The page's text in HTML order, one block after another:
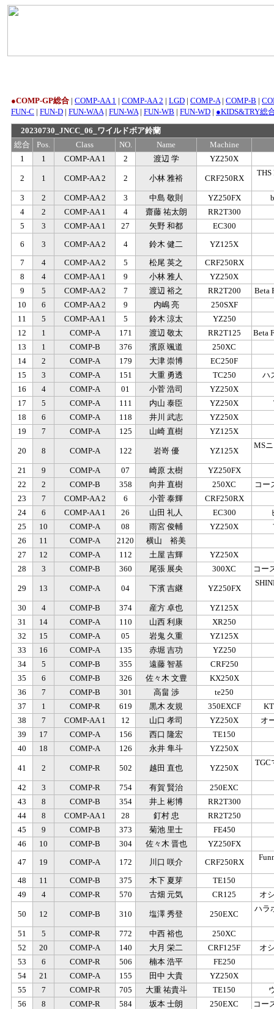
●COMP-GP総合 | COMP-AA 1 | COMP-AA 2 | LGD | COMP-A| COMP-B |
FUN-C | FUN-D | FUN-WAA| FUN-WA| FUN-WB | FUN-WD | ●KIDS&TRY総
20230730_JNCC_06_ワイルドボア鈴蘭
総合
Pos. Class NO. Name
Machine
1
1 COMP-AA 1 2 渡辺 学 YZ250X
2 1 COMP-AA 2 2 小林 雅裕 CRF250RX
3 2 COMP-AA 2 3 中島 敬則 YZ250FX
4
2 COMP-AA 1 4 齋藤 祐太朗
RR2T300
5
3 COMP-AA 1 27 矢野 和都
EC300
6
3 COMP-AA 2 4 鈴木 健二
YZ125X
7
4 COMP-AA 2 5 松尾 英之
CRF250RX
8
4 COMP-AA 1 9 小林 雅人
YZ250X
9
5 COMP-AA 2 7 渡辺 裕之 RR2T200
Beta
10
6 COMP-AA 2 9 内嶋 亮
250SXF
11
5 COMP-AA 1 5 鈴木 涼太
YZ250
12
1 COMP-A 171 渡辺 敬太 RR2T125
Beta
13
1 COMP-B 376 濱原 颯道
250XC
14
2 COMP-A 179 大津 崇博
EC250F
15
3 COMP-A 151 大重 勇透 TC250
ハ
16
4 COMP-A 01 小菅 浩司
YZ250X
17
5 COMP-A 111 内山 泰臣 YZ250X
18
6 COMP-A 118 井川 武志
YZ250X
19
7 COMP-A 125 山崎 直樹 YZ125X
20 8 COMP-A 122 岩嵜 優 YZ125X
MS
21 9 COMP-A 07 崎原 太樹
YZ250FX
22
2 COMP-B 358 向井 直樹 250XC
コー
23
7 COMP-AA 2 6 小菅 泰輝
CRF250RX
24
6 COMP-AA 1 26 山田 礼人 EC300
25
10 COMP-A 08 雨宮 俊輔 YZ250X
26
11 COMP-A 2120
横山 裕美
27
12 COMP-A 112 土屋 吉輝
YZ250X
28
3 COMP-B 360 尾張 展央 300XC コー
29 13 COMP-A 04 下濱 吉継 YZ250FX
30 4 COMP-B 374 産方 卓也
YZ125X
31
14 COMP-A 110 山西 利康
XR250
32
15 COMP-A 05 岩鬼 久重
YZ125X
33
16 COMP-A 135 赤堀 吉功
YZ250
34
5 COMP-B 355 遠藤 智基
CRF250
35
6 COMP-B 326 佐々木 文豊
KX250X
36
7 COMP-B 301 高畠 渉
te250
37
1 COMP-R 619 黒木 友規 350EXCF
38
7 COMP-AA 1 12 山口 孝司 YZ250X
オ
39
17 COMP-A 156 西口 隆宏
TE150
40
18 COMP-A 126 永井 隼斗 YZ250X
41 2 COMP-R 502 越田 直也 YZ250X
TGC
42 3 COMP-R 754 有賀 賢治
250EXC
43
8 COMP-B 354 井上 彬博
RR2T300
44
8 COMP-AA 1 28 釘村 忠
RR2T250
45
9 COMP-B 373 菊池 里士
FE450
46
10 COMP-B 304 佐々木 晋也
YZ250FX
47
19 COMP-A 172 川口 咲介 CRF250RX
48 11 COMP-B 375 木下 夏芽
TE150
49
4 COMP-R 570 古畑 元気 CR125 オ
50 12 COMP-B 310 塩澤 秀登 250EXC
ハラ
51 5 COMP-R 772 中西 裕也
250XC
52
20 COMP-A 140 大月 栄二 CRF125F
オ
53
6 COMP-R 506 楠本 浩平
FE250
54
21 COMP-A 155 田中 大貴
YZ250X
55
7 COMP-R 705 大重 祐貴斗 TE150
56
8 COMP-R 584 坂本 士朗 250EXC
コー